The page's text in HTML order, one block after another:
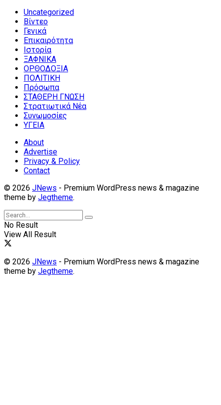
Uncategorized
Βίντεο
Γενικά
Επικαιρότητα
Ιστορία
ΞΑΦΝΙΚΑ
ΟΡΘΟΔΟΞΙΑ
ΠΟΛΙΤΙΚΗ
Πρόσωπα
ΣΤΑΘΕΡΗ ΓΝΩΣΗ
Στρατιωτικά Νέα
Συνωμοσίες
ΥΓΕΙΑ
About
Advertise
Privacy & Policy
Contact
© 2026 JNews - Premium WordPress news & magazine
theme by Jegtheme.
No Result
View All Result
© 2026 JNews - Premium WordPress news & magazine
theme by Jegtheme.